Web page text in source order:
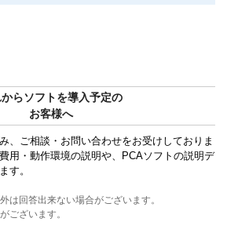
らソフトを導入予定の
お客様へ
、ご相談・お問い合わせをお受けしておりま
用・動作環境の説明や、PCAソフトの説明デ
す。
は回答出来ない場合がございます。
ございます。